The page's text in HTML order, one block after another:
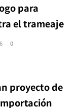
para
el trameaje
0
proyecto de